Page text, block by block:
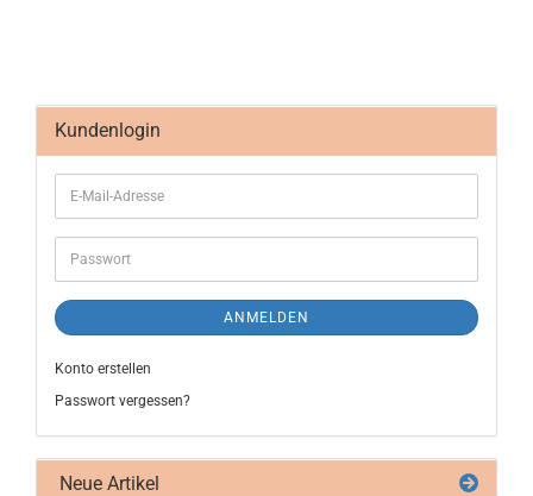
Kundenlogin
ANMELDEN
Konto erstellen
Passwort vergessen?
Neue Artikel